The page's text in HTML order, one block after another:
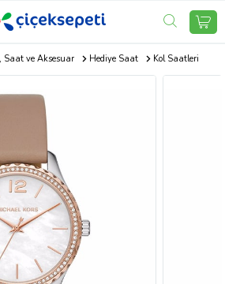
Saat ve Aksesuar Hediye Saat Kol Saatleri